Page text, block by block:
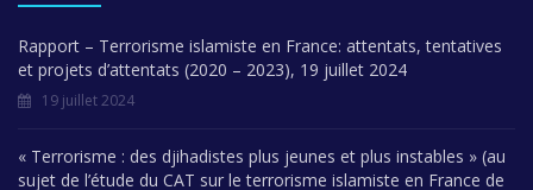
Rapport – Terrorisme islamiste en France: attentats, tentatives
et projets d’attentats (2020 – 2023), 19 juillet 2024
19 juillet 2024
« Terrorisme : des djihadistes plus jeunes et plus instables » (au
sujet de l’étude du CAT sur le terrorisme islamiste en France de